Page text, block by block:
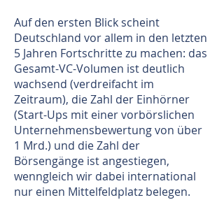
Auf den ersten Blick scheint
Deutschland vor allem in den letzten
5 Jahren Fortschritte zu machen: das
Gesamt-VC-Volumen ist deutlich
wachsend (verdreifacht im
Zeitraum), die Zahl der Einhörner
(Start-Ups mit einer vorbörslichen
Unternehmensbewertung von über
1 Mrd.) und die Zahl der
Börsengänge ist angestiegen,
wenngleich wir dabei international
nur einen Mittelfeldplatz belegen.